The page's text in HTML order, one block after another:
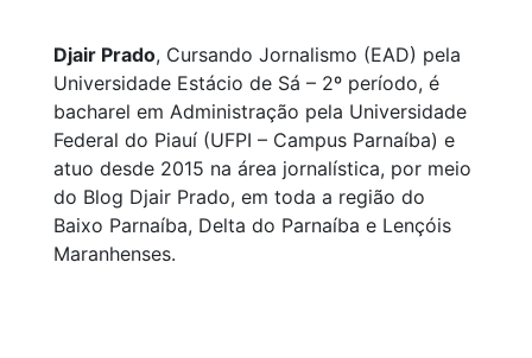
Djair Prado, Cursando Jornalismo (EAD) pela
Universidade Estácio de Sá – 2º período, é
bacharel em Administração pela Universidade
Federal do Piauí (UFPI – Campus Parnaíba) e
atuo desde 2015 na área jornalística, por meio
do Blog Djair Prado, em toda a região do
Baixo Parnaíba, Delta do Parnaíba e Lençóis
Maranhenses.